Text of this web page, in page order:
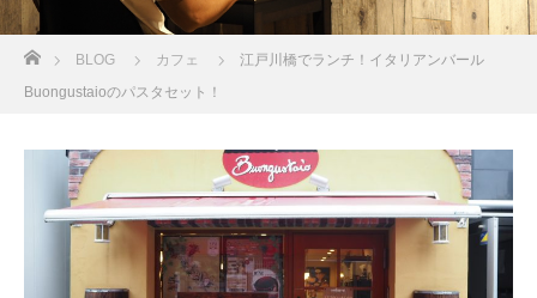
ホーム
BLOG カフェ
江戸川橋でランチ！イタリアンバール
Buongustaioのパスタセット！